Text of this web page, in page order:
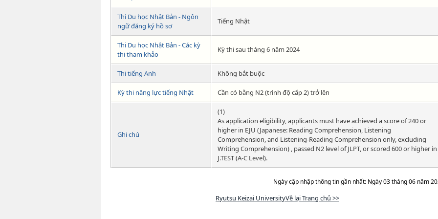
Thi Du học Nhật Bản - Ngôn
ngữ đăng ký hồ sơ
Tiếng Nhật
Thi Du học Nhật Bản - Các kỳ
thi tham khảo
Kỳ thi sau tháng 6 năm 2024
Thi tiếng Anh Không bắt buộc
Kỳ thi năng lực tiếng Nhật Cần có bằng N2 (trình độ cấp 2) trở lên
Ghi chú
(1)
As application eligibility, applicants must have achieved a score of 240 or
higher in EJU (Japanese: Reading Comprehension, Listening
Comprehension, and Listening-Reading Comprehension only, excluding
Writing Comprehension) , passed N2 level of JLPT, or scored 600 or higher in
J.TEST (A-C Level).
Ngày cập nhập thông tin gần nhất: Ngày 03 tháng 06 năm
Ryutsu Keizai UniversityVề lại Trang chủ >>